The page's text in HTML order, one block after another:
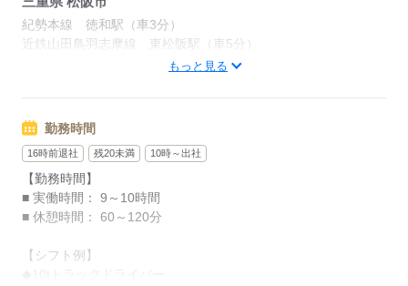
■試用期間1ヶ月あり（給与・雇用形態は同条件）
■深夜・残業手当あり
■家族手当（3,000円／月～10,000円／月）
■免許取得支援制度
（限定解除審査、準中型免許、中型免許、大型免許、
フォークリフトなど）
■資格取得制度
■誕生日プレゼント（本人・配偶者）
紀勢本線 徳和駅（車3分）
近鉄山田鳥羽志摩線 東松阪駅（車5分）
紀勢本線 松阪駅（車10分）もっと見る
勤務時間
16時前退社 残20未満 10時～出社
【勤務時間】
■ 実働時間： 9～10時間
■ 休憩時間： 60～120分
【シフト例】